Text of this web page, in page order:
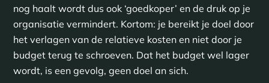
nog haalt wordt dus ook ‘goedkoper’ en de druk op je
organisatie vermindert. Kortom: je bereikt je doel door
het verlagen van de relatieve kosten en niet door je
budget terug te schroeven. Dat het budget wel lager
wordt, is een gevolg, geen doel an sich.